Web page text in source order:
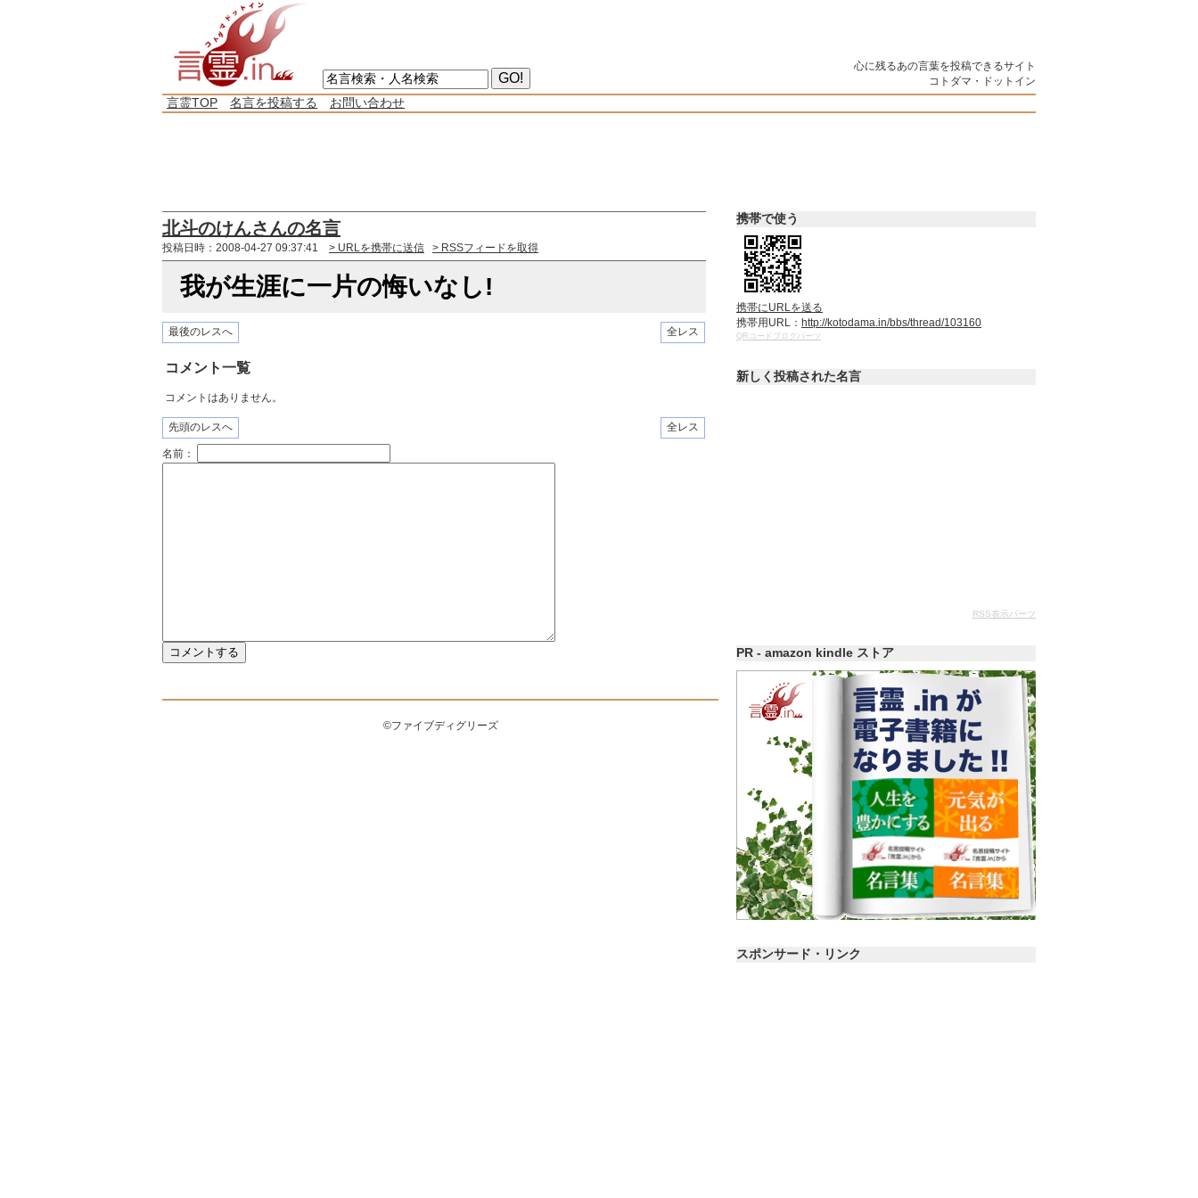
心に残るあの言葉を投稿できるサイト
コトダマ・ドットイン
言霊TOP 名言を投稿する お問い合わせ
北斗のけんさんの名言
投稿日時：2008-04-27 09:37:41 > URLを携帯に送信 > RSSフィードを取得
我が生涯に一片の悔いなし!
最後のレスへ 全レス
コメント一覧
コメントはありません。
先頭のレスへ 全レス
名前：
©ファイブディグリーズ
携帯で使う
携帯にURLを送る
携帯用URL： http://kotodama.in/bbs/thread/103160
QRコードブログパーツ
新しく投稿された名言
RSS表示パーツ
PR - amazon kindle ストア
スポンサード・リンク